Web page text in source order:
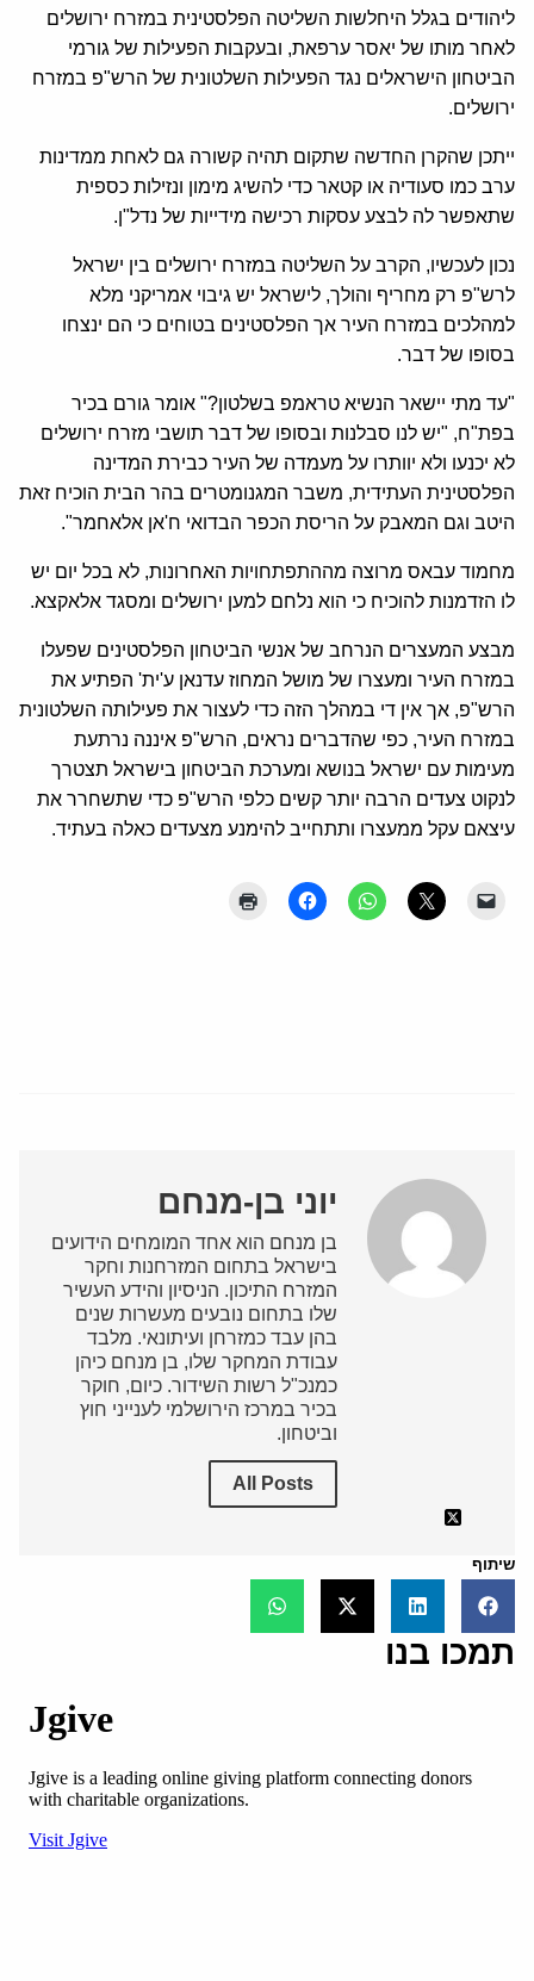
ליהודים בגלל היחלשות השליטה הפלסטינית במזרח ירושלים
לאחר מותו של יאסר ערפאת, ובעקבות הפעילות של גורמי
הביטחון הישראלים נגד הפעילות השלטונית של הרש"פ במזרח
ירושלים.
ייתכן שהקרן החדשה שתקום תהיה קשורה גם לאחת ממדינות
ערב כמו סעודיה או קטאר כדי להשיג מימון ונזילות כספית
שתאפשר לה לבצע עסקות רכישה מידייות של נדל"ן.
נכון לעכשיו, הקרב על השליטה במזרח ירושלים בין ישראל
לרש"פ רק מחריף והולך, לישראל יש גיבוי אמריקני מלא
למהלכים במזרח העיר אך הפלסטינים בטוחים כי הם ינצחו
בסופו של דבר.
"עד מתי יישאר הנשיא טראמפ בשלטון?" אומר גורם בכיר
בפת"ח, "יש לנו סבלנות ובסופו של דבר תושבי מזרח ירושלים
לא יכנעו ולא יוותרו על מעמדה של העיר כבירת המדינה
הפלסטינית העתידית, משבר המגנומטרים בהר הבית הוכיח זאת
היטב וגם המאבק על הריסת הכפר הבדואי ח'אן אלאחמר".
מחמוד עבאס מרוצה מההתפתחויות האחרונות, לא בכל יום יש
לו הזדמנות להוכיח כי הוא נלחם למען ירושלים ומסגד אלאקצא.
מבצע המעצרים הנרחב של אנשי הביטחון הפלסטינים שפעלו
במזרח העיר ומעצרו של מושל המחוז עדנאן ע'ית' הפתיע את
הרש"פ, אך אין די במהלך הזה כדי לעצור את פעילותה השלטונית
במזרח העיר, כפי שהדברים נראים, הרש"פ איננה נרתעת
מעימות עם ישראל בנושא ומערכת הביטחון בישראל תצטרך
לנקוט צעדים הרבה יותר קשים כלפי הרש"פ כדי שתשחרר את
עיצאם עקל ממעצרו ותתחייב להימנע מצעדים כאלה בעתיד.
יוני בן-מנחם
בן מנחם הוא אחד המומחים הידועים
בישראל בתחום המזרחנות וחקר
המזרח התיכון. הניסיון והידע העשיר
שלו בתחום נובעים מעשרות שנים
בהן עבד כמזרחן ועיתונאי. מלבד
עבודת המחקר שלו, בן מנחם כיהן
כמנכ"ל רשות השידור. כיום, חוקר
בכיר במרכז הירושלמי לענייני חוץ
וביטחון.
All Posts
שיתוף
תמכו בנו